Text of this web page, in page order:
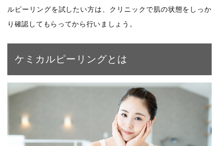
ルピーリングを試したい方は、クリニックで肌の状態をしっか
り確認してもらってから行いましょう。
ケミカルピーリングとは